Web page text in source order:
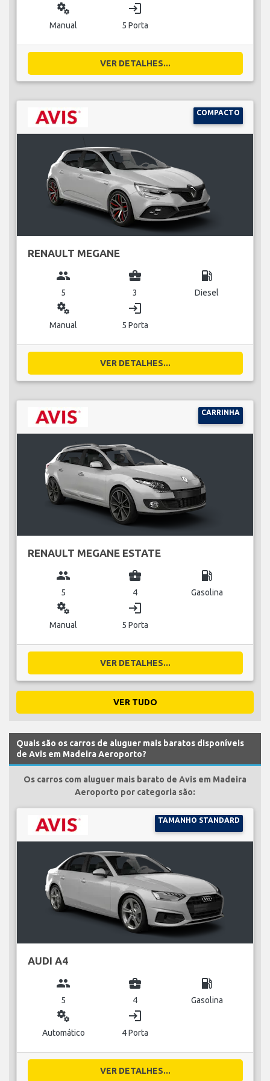
miscellaneous_services
Manual
login
5 Porta
VER DETALHES...
COMPACTO
RENAULT MEGANE
group
5
business_center
3
local_gas_station
Diesel
miscellaneous_services
Manual
login
5 Porta
VER DETALHES...
CARRINHA
RENAULT MEGANE ESTATE
group
5
business_center
4
local_gas_station
Gasolina
miscellaneous_services
Manual
login
5 Porta
VER DETALHES...
VER TUDO
Quais são os carros de aluguer mais baratos disponíveis
de Avis em Madeira Aeroporto?
Os carros com aluguer mais barato de Avis em Madeira
Aeroporto por categoria são:
TAMANHO STANDARD
AUDI A4
group
5
business_center
4
local_gas_station
Gasolina
miscellaneous_services
Automático
login
4 Porta
VER DETALHES...